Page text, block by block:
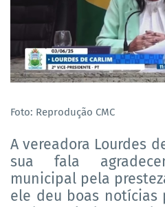
Foto: Reprodução CMC
A vereadora Lourdes
sua fala
municipal pela
ele deu boas notícias